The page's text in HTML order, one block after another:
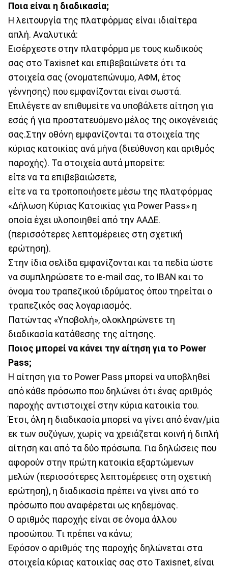
Ποια είναι η διαδικασία;
H λειτουργία της πλατφόρμας είναι ιδιαίτερα
απλή. Αναλυτικά:
Εισέρχεστε στην πλατφόρμα με τους κωδικούς
σας στο Taxisnet και επιβεβαιώνετε ότι τα
στοιχεία σας (ονοματεπώνυμο, ΑΦΜ, έτος
γέννησης) που εμφανίζονται είναι σωστά.
Επιλέγετε αν επιθυμείτε να υποβάλετε αίτηση για
εσάς ή για προστατευόμενο μέλος της οικογένειάς
σας.Στην οθόνη εμφανίζονται τα στοιχεία της
κύριας κατοικίας ανά μήνα (διεύθυνση και αριθμός
παροχής). Τα στοιχεία αυτά μπορείτε:
είτε να τα επιβεβαιώσετε,
είτε να τα τροποποιήσετε μέσω της πλατφόρμας
«Δήλωση Κύριας Κατοικίας για Power Pass» η
οποία έχει υλοποιηθεί από την ΑΑΔΕ.
(περισσότερες λεπτομέρειες στη σχετική
ερώτηση).
Στην ίδια σελίδα εμφανίζονται και τα πεδία ώστε
να συμπληρώσετε το e-mail σας, το IBAN και το
όνομα του τραπεζικού ιδρύματος όπου τηρείται ο
τραπεζικός σας λογαριασμός.
Πατώντας «Υποβολή», ολοκληρώνετε τη
διαδικασία κατάθεσης της αίτησης.
Ποιος μπορεί να κάνει την αίτηση για το Power
Pass;
Η αίτηση για το Power Pass μπορεί να υποβληθεί
από κάθε πρόσωπο που δηλώνει ότι ένας αριθμός
παροχής αντιστοιχεί στην κύρια κατοικία του.
Έτσι, όλη η διαδικασία μπορεί να γίνει από έναν/μία
εκ των συζύγων, χωρίς να χρειάζεται κοινή ή διπλή
αίτηση και από τα δύο πρόσωπα. Για δηλώσεις που
αφορούν στην πρώτη κατοικία εξαρτώμενων
μελών (περισσότερες λεπτομέρειες στη σχετική
ερώτηση), η διαδικασία πρέπει να γίνει από το
πρόσωπο που αναφέρεται ως κηδεμόνας.
Ο αριθμός παροχής είναι σε όνομα άλλου
προσώπου. Τι πρέπει να κάνω;
Εφόσον ο αριθμός της παροχής δηλώνεται στα
στοιχεία κύριας κατοικίας σας στο Taxisnet, είναι